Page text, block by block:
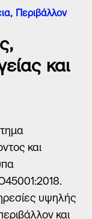
Περιβάλλον
και
και
υψηλής
και